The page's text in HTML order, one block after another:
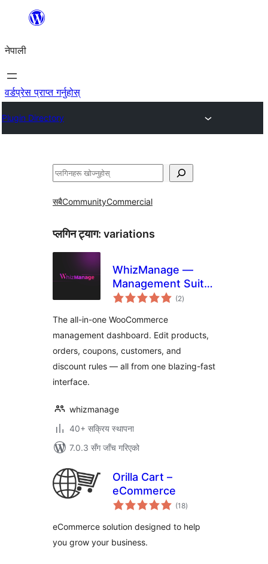
सामग्रीमा
नेपाली
वर्डप्रेस प्राप्त गर्नुहोस्
Plugin Directory
खोज्नुहोस्
सबैCommunityCommercial
प्लगिन ट्याग: variations
WhizManage —
Management Suite
for WooCommerce
(2कुल
रेटिङ्गहरू
)
The all-in-one WooCommerce
management dashboard. Edit products,
orders, coupons, customers, and
discount rules — all from one blazing-fast
interface.
whizmanage
40+ सक्रिय स्थापना
7.0.3 सँग जाँच गरिएको
Orilla Cart –
eCommerce
(18कुल
रेटिङ्गहरू
)
eCommerce solution designed to help
you grow your business.